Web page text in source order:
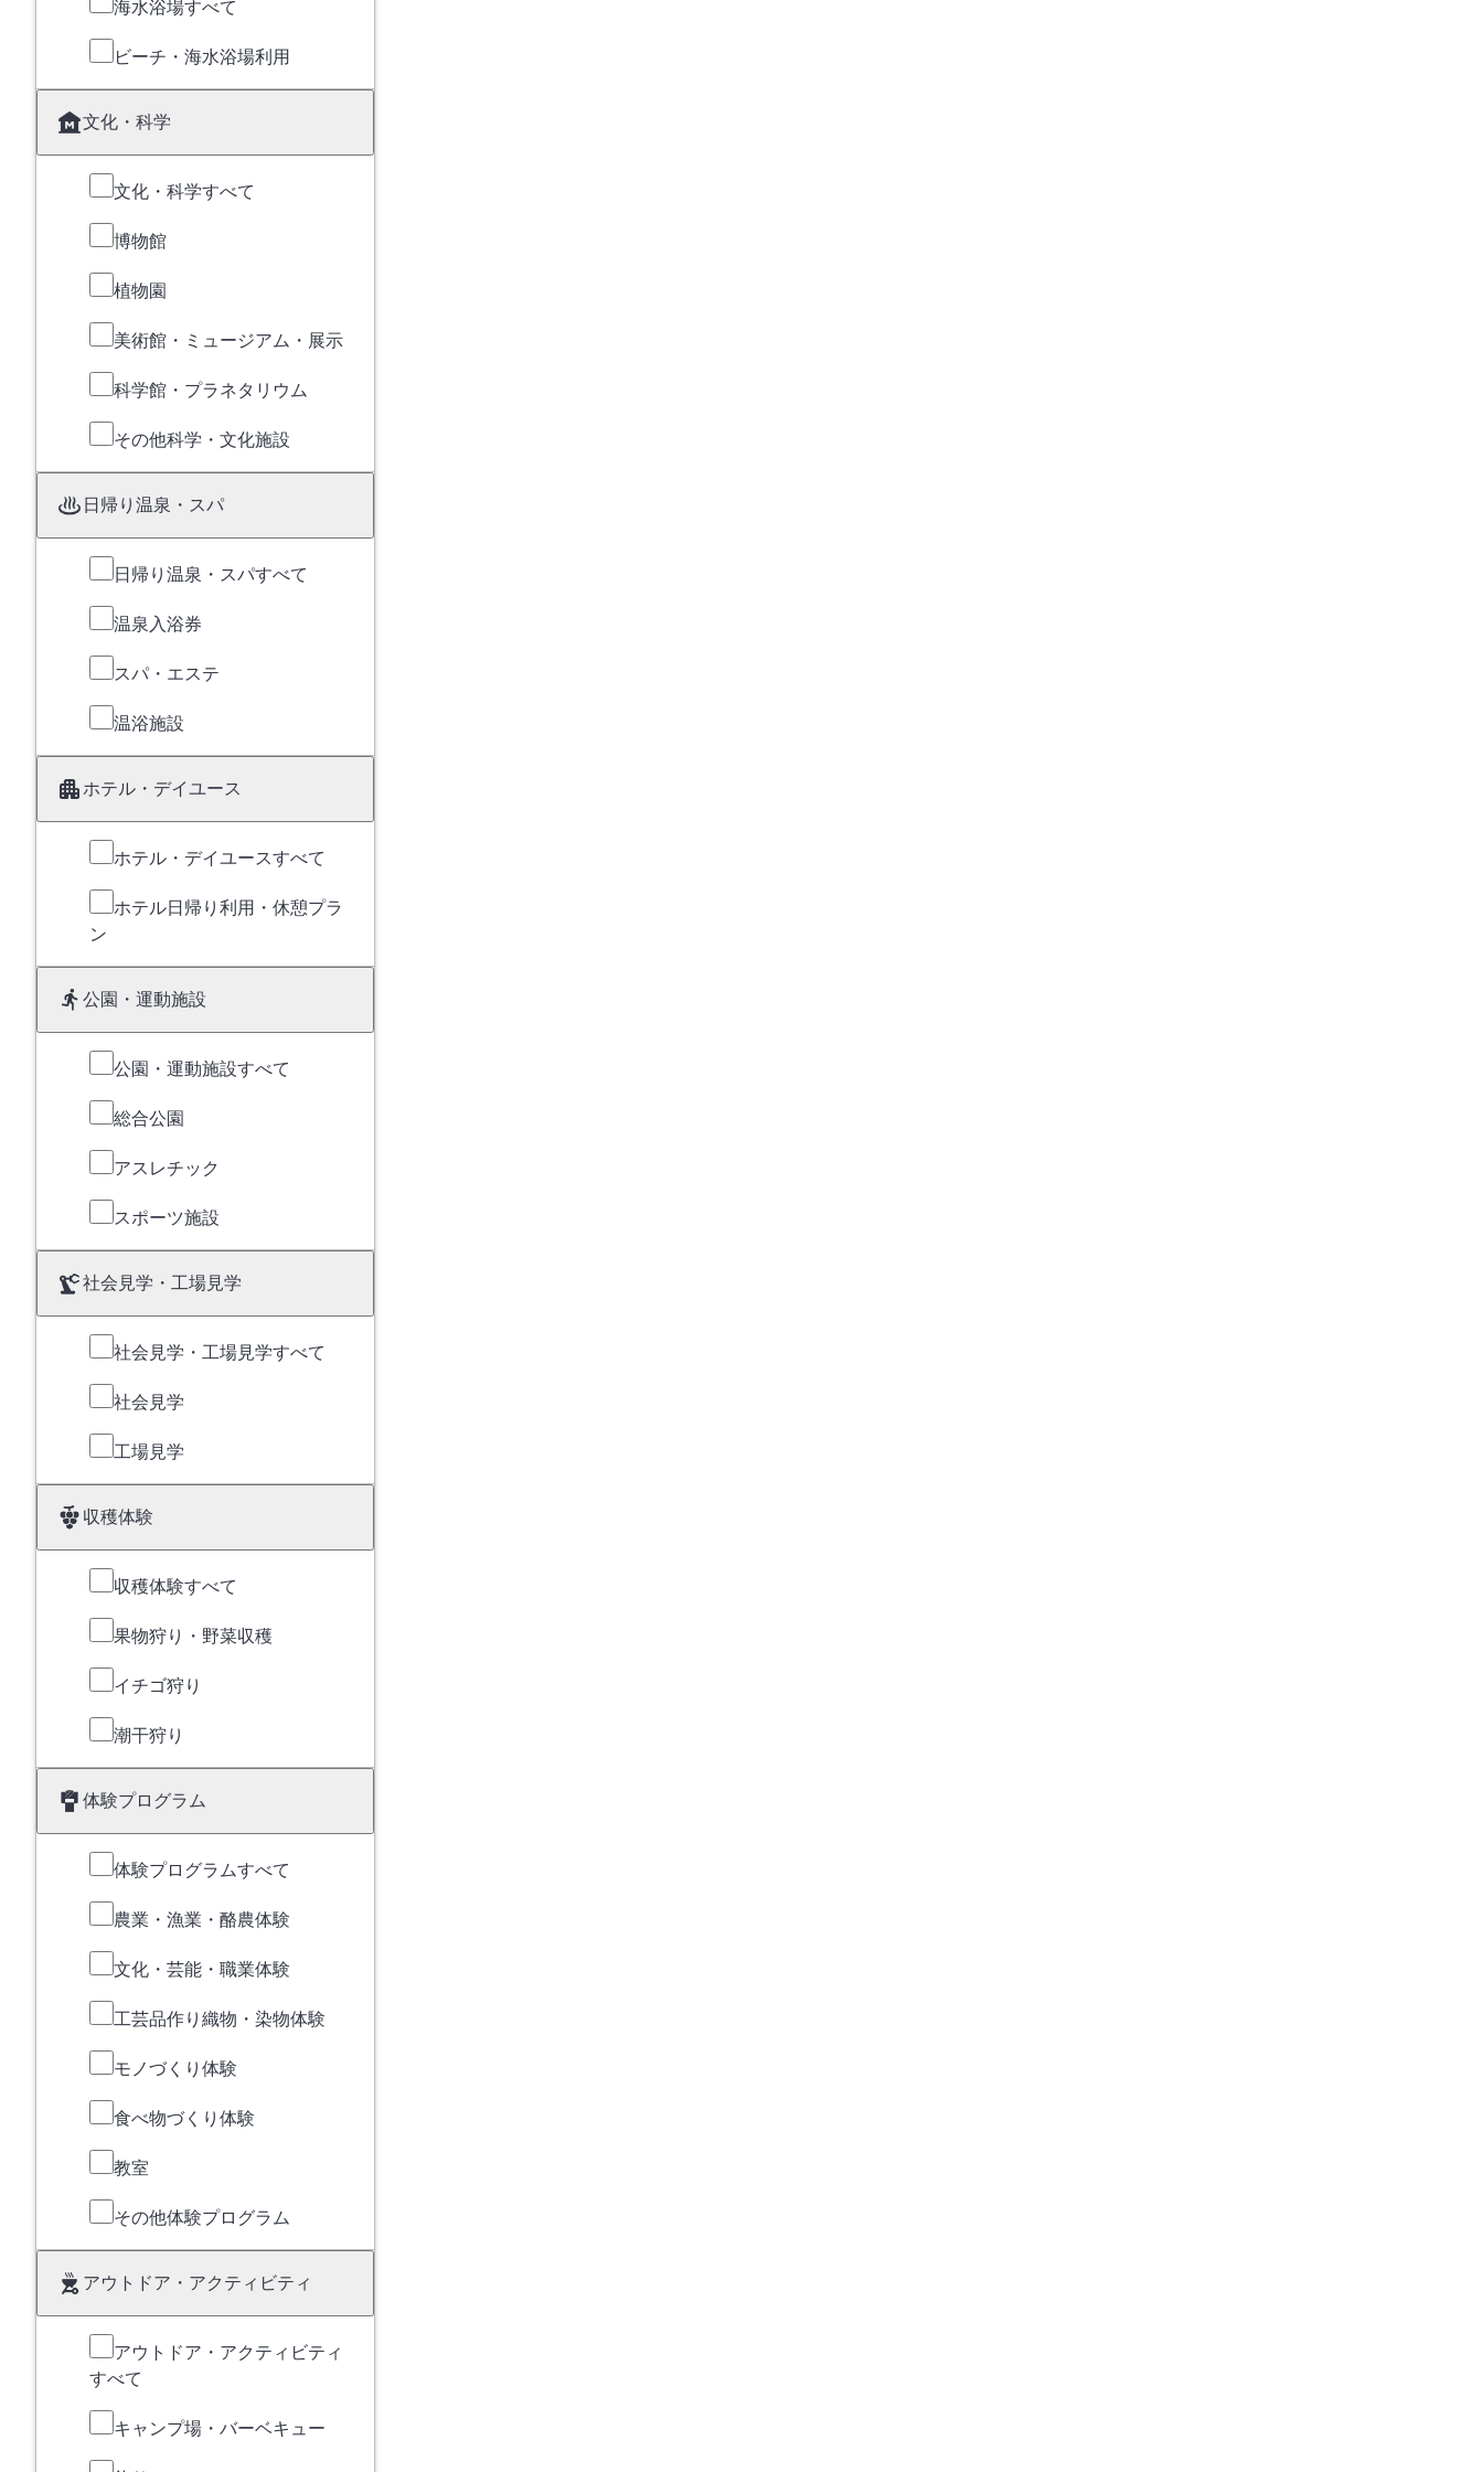
海水浴場すべて
ビーチ・海水浴場利用
文化・科学
文化・科学すべて
博物館
植物園
美術館・ミュージアム・展示
科学館・プラネタリウム
その他科学・文化施設
日帰り温泉・スパ
日帰り温泉・スパすべて
温泉入浴券
スパ・エステ
温浴施設
ホテル・デイユース
ホテル・デイユースすべて
ホテル日帰り利用・休憩プラ
ン
公園・運動施設
公園・運動施設すべて
総合公園
アスレチック
スポーツ施設
社会見学・工場見学
社会見学・工場見学すべて
社会見学
工場見学
収穫体験
収穫体験すべて
果物狩り・野菜収穫
イチゴ狩り
潮干狩り
体験プログラム
体験プログラムすべて
農業・漁業・酪農体験
文化・芸能・職業体験
工芸品作り織物・染物体験
モノづくり体験
食べ物づくり体験
教室
その他体験プログラム
アウトドア・アクティビティ
アウトドア・アクティビティ
すべて
キャンプ場・バーベキュー